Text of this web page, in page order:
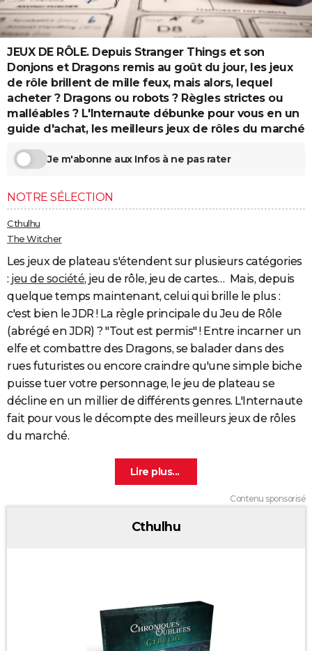
Destinations
City break
Voyage nature
Voyage de noces
Forum
Climat
+
PHOTO
GUIDES D'ACHAT
BONS PLANS
CARTE DE VOEUX
Carte de Noël
Carte Bonne année
Carte Saint-Valentin
Carte Pâques
Carte d'anniversaire
DICTIONNAIRE
Dictionnaire
Biographies
Citations
Expressions
Proverbes
PROGRAMME TV
S'inscrire
Se connecter
Lycées
Collèges
Primaires
Universités
Entreprises
Service militaire
Avis de recherche
FORUM
Bricolage
Lifestyle
Culture
Sport
Auto
Television
Voyage
Cinema
JEUX DE RÔLE. Depuis Stranger Things et son
Donjons et Dragons remis au goût du jour, les jeux
de rôle brillent de mille feux, mais alors, lequel
acheter ? Dragons ou robots ? Règles strictes ou
malléables ? L'Internaute débunke pour vous en un
guide d'achat, les meilleurs jeux de rôles du marché
Je m'abonne aux Infos à ne pas rater
NOTRE SÉLECTION
Cthulhu
The Witcher
Les jeux de plateau s'étendent sur plusieurs catégories
: jeu de société, jeu de rôle, jeu de cartes… Mais, depuis
quelque temps maintenant, celui qui brille le plus :
c'est bien le JDR ! La règle principale du Jeu de Rôle
(abrégé en JDR) ? "Tout est permis" ! Entre incarner un
elfe et combattre des Dragons, se balader dans des
rues futuristes ou encore craindre qu'une simple biche
puisse tuer votre personnage, le jeu de plateau se
décline en un millier de différents genres. L'Internaute
fait pour vous le décompte des meilleurs jeux de rôles
du marché.
Contenu sponsorisé
Cthulhu